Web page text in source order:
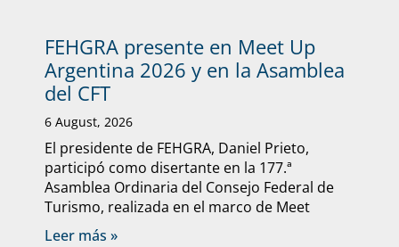
FEHGRA presente en Meet Up
Argentina 2026 y en la Asamblea
del CFT
6 August, 2026
El presidente de FEHGRA, Daniel Prieto,
participó como disertante en la 177.ª
Asamblea Ordinaria del Consejo Federal de
Turismo, realizada en el marco de Meet
Leer más »